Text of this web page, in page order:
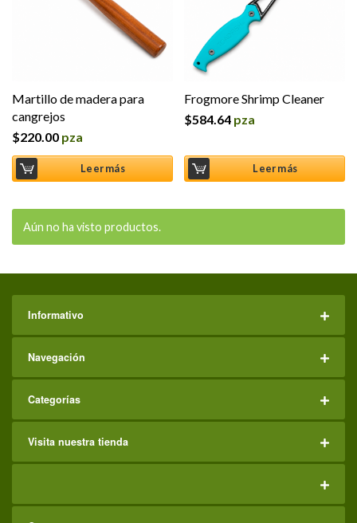
Martillo de madera para
cangrejos
$220.00 pza
Leer más
Frogmore Shrimp Cleaner
$584.64 pza
Leer más
Aún no ha visto productos.
Informativo
Navegación
Categorías
Visita nuestra tienda